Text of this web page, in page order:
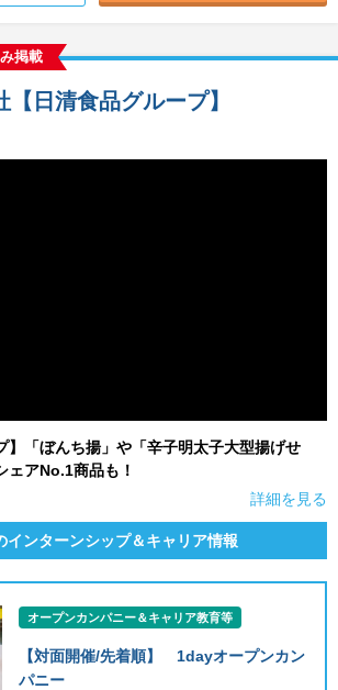
掲載
日清食品グループ】
】「ぼんち揚」や「辛子明太子大型揚げせ
ェアNo.1商品も！
詳細を見る
インターンシップ＆キャリア情報
オープンカンパニー＆キャリア教育等
【対面開催/先着順】 1dayオープンカン
パニー